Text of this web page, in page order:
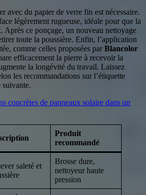
avec du papier de verre fin est nécessaire.
légèrement rugueuse, idéale pour que la
Après ce ponçage, un nouveau nettoyage
toute la poussière. Enfin, l’application
comme celles proposées par Blancolor
efficacement la pierre à recevoir la
la longévité du travail. Laissez
les recommandations sur l’étiquette
suivante.
concrètes de panneaux solaire dans un
Produit
recommandé
saleté et
Brosse dure,
nettoyeur haute
pression